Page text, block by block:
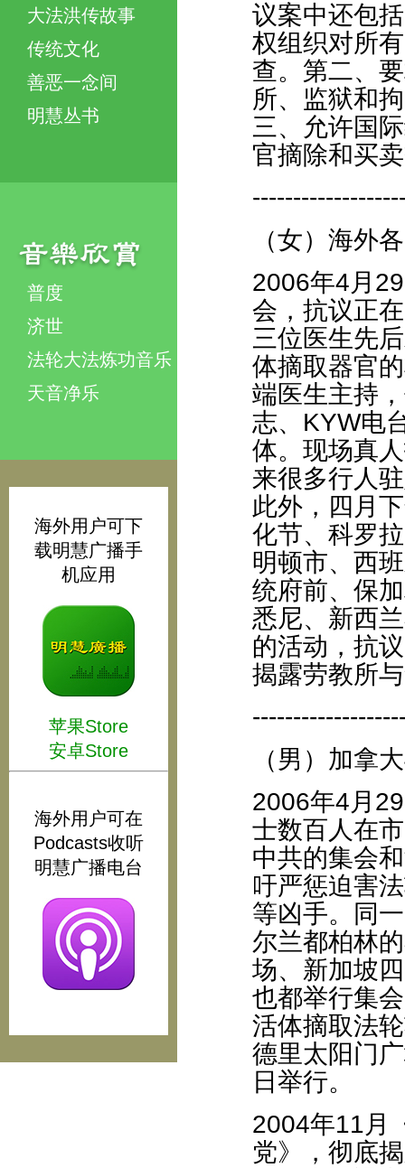
大法洪传故事
传统文化
善恶一念间
明慧丛书
普度
济世
法轮大法炼功音乐
天音净乐
海外用户可下
载明慧广播手
机应用
苹果Store
安卓Store
海外用户可在
Podcasts收听
明慧广播电台
议案中还包
权组织对所
查。第二、
所、监狱和
三、允许国
官摘除和买
（女）海外
2006年4月
会，抗议正
三位医生先
体摘取器官
端医生主持
志、KYW电
体。现场真
来很多行人
此外，四月
化节、科罗
明顿市、西
统府前、保
悉尼、新西
的活动，抗
揭露劳教所
（男）加拿
2006年4月
士数百人在
中共的集会
吁严惩迫害
等凶手。同
尔兰都柏林
场、新加坡
也都举行集
活体摘取法
德里太阳门
日举行。
2004年11月
党》，彻底